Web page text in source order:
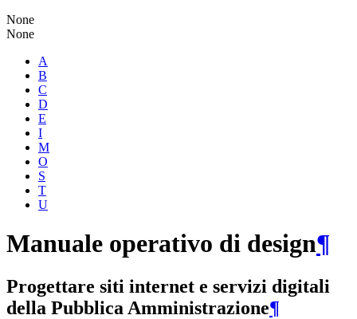
None
None
A
B
C
D
E
I
M
O
S
T
U
Manuale operativo di design¶
Progettare siti internet e servizi digitali
della Pubblica Amministrazione¶